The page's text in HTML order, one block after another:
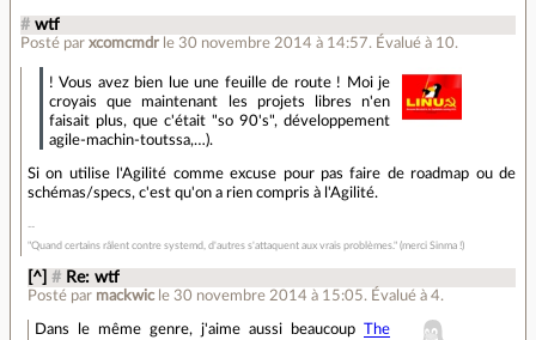
# wtf
Posté par xcomcmdr le 30 novembre 2014 à 14:57. Évalué à 10.
! Vous avez bien lue une feuille de route ! Moi je
croyais que maintenant les projets libres n'en
faisait plus, que c'était "so 90's", développement
agile-machin-toutssa,…).
Si on utilise l'Agilité comme excuse pour pas faire de roadmap ou de
schémas/specs, c'est qu'on a rien compris à l'Agilité.
"Quand certains râlent contre systemd, d'autres s'attaquent aux vrais problèmes." (merci Sinma !)
[^] # Re: wtf
Posté par mackwic le 30 novembre 2014 à 15:05. Évalué à4.
Dans le même genre, j'aime aussi beaucoup The